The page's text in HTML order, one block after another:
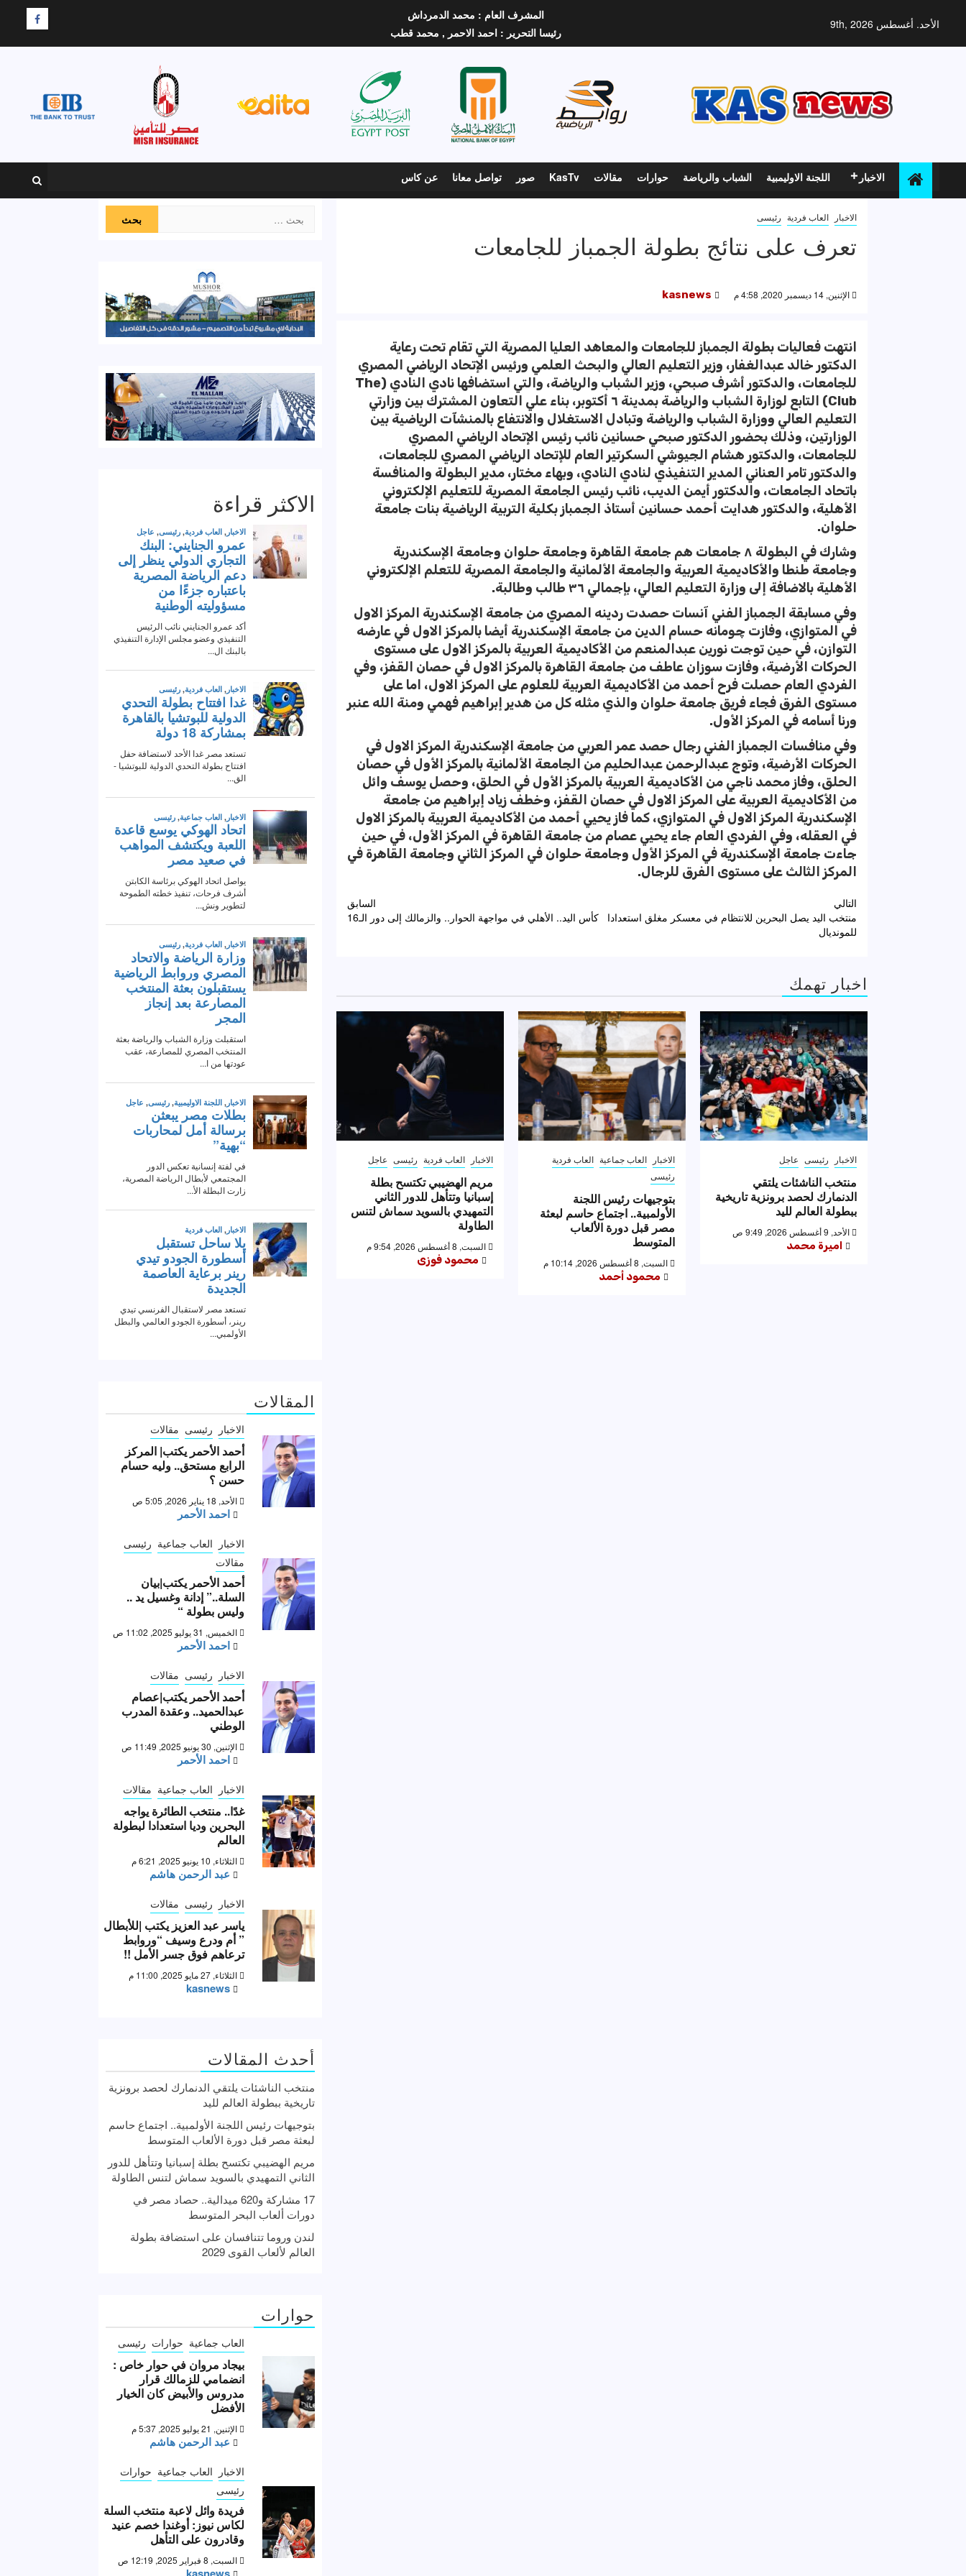
الأحد. أغسطس 9th, 2026
المشرف العام : محمد الدمرداش
رئيسا التحرير : احمد الاحمر , محمد قطب
F
الاخبار اللجنة الاوليمبية الشباب والرياضة حوارات مقالات KasTv صور تواصل معانا عن كاس
الاخبار العاب فردية رئيسى
تعرف على نتائج بطولة الجمباز للجامعات
الإثنين, 14 ديسمبر 2020, 4:58 م kasnews
انتهت فعاليات بطولة الجمباز للجامعات والمعاهد العليا المصرية التي تقام تحت رعاية
الدكتور خالد عبدالغفار، وزير التعليم العالي والبحث العلمي ورئيس الإتحاد الرياضي المصري
للجامعات، والدكتور أشرف صبحي، وزير الشباب والرياضة، والتي استضافها نادي النادي (The
Club) التابع لوزارة الشباب والرياضة بمدينة ٦ أكتوبر، بناء علي التعاون المشترك بين وزارتي
التعليم العالي ووزارة الشباب والرياضة وتبادل الاستغلال والانتفاع بالمنشآت الرياضية بين
الوزارتين، وذلك بحضور الدكتور صبحي حسانين نائب رئيس الإتحاد الرياضي المصري
للجامعات، والدكتور هشام الجيوشي السكرتير العام للإتحاد الرياضي المصري للجامعات،
والدكتور تامر العناني المدير التنفيذي لنادي النادي، وبهاء مختار، مدير البطولة والمنافسة
باتحاد الجامعات، والدكتور أيمن الديب، نائب رئيس الجامعة المصرية للتعليم الإلكتروني
الأهلية، والدكتور هدايت أحمد حسانين أستاذ الجمباز بكلية التربية الرياضية بنات جامعة
حلوان.
وشارك في البطولة ٨ جامعات هم جامعة القاهرة وجامعة حلوان وجامعة الإسكندرية
وجامعة طنطا والأكاديمية العربية والجامعة الألمانية والجامعة المصرية للتعلم الإلكتروني
الأهلية بالاضافة إلى وزارة التعليم العالي، بإجمالي ٣٦ طالب وطالبة.
وفي مسابقة الجمباز الفني آنسات حصدت ردينه المصري من جامعة الإسكندرية المركز الاول
في المتوازي، وفازت چومانه حسام الدين من جامعة الإسكندرية أيضا بالمركز الاول في عارضه
التوازن، في حين توجت نورين عبدالمنعم من الأكاديمية العربية بالمركز الاول على مستوى
الحركات الأرضية، وفازت سوزان عاطف من جامعة القاهرة بالمركز الاول في حصان القفز، وفي
الفردي العام حصلت فرح أحمد من الأكاديمية العربية للعلوم على المركز الاول، اما على
مستوى الفرق فجاء فريق جامعة حلوان والذي مثله كل من هدير إبراهيم فهمي ومنة الله عنبر
ورنا أسامه في المركز الأول.
وفي منافسات الجمباز الفني رجال حصد عمر العربي من جامعة الإسكندرية المركز الاول في
الحركات الأرضية، وتوج عبدالرحمن عبدالحليم من الجامعة الألمانية بالمركز الأول في حصان
الحلق، وفاز محمد ناجي من الأكاديمية العربية بالمركز الأول في الحلق، وحصل يوسف وائل
من الأكاديمية العربية على المركز الاول في حصان القفز، وخطف زياد إبراهيم من جامعة
الإسكندرية المركز الاول في المتوازي، كما فاز يحيي أحمد من الأكاديمية العربية بالمركز الاول
في العقله، وفي الفردي العام جاء يحيي عصام من جامعة القاهرة في المركز الأول، في حين
جاءت جامعة الإسكندرية في المركز الأول وجامعة حلوان في المركز الثاني وجامعة القاهرة في
المركز الثالث على مستوى الفرق للرجال.
تصفّح
المقالات
السابق
كأس اليد.. الأهلي في مواجهة الحوار.. والزمالك إلى دور الـ16
التالي
منتخب اليد يصل البحرين للانتظام في معسكر مغلق استعدادا
للمونديال
اخبار تهمك
الاخبار رئيسى عاجل
منتخب الناشئات يلتقي
الدنمارك لحصد برونزية تاريخية
ببطولة العالم لليد
الأحد, 9 أغسطس 2026, 9:49 ص
اميرة محمد
الاخبار العاب جماعية العاب فردية
رئيسى
بتوجيهات رئيس اللجنة
الأولمبية.. اجتماع حاسم لبعثة
مصر قبل دورة الألعاب
المتوسط
السبت, 8 أغسطس 2026, 10:14 م
محمود أحمد
الاخبار العاب فردية رئيسى عاجل
مريم الهضيبي تكتسح بطلة
إسبانيا وتتأهل للدور الثاني
التمهيدي بالسويد سماش لتنس
الطاولة
السبت, 8 أغسطس 2026, 9:54 م
محمود فوزى
عن:
الاكثر قراءة
المقالات
الاخبار رئيسى مقالات
أحمد الأحمر يكتب| المركز
الرابع مستحق.. وليه حسام
حسن ؟
الأحد, 18 يناير 2026, 5:05 ص
احمد الأحمر
الاخبار العاب جماعية رئيسى
مقالات
أحمد الأحمر يكتب|بيان
السلة..” إدانة وغسيل يد ..
وليس بطولة “
الخميس, 31 يوليو 2025, 11:02 ص
احمد الأحمر
الاخبار رئيسى مقالات
أحمد الأحمر يكتب|عصام
عبدالحميد.. وعقدة المدرب
الوطني
الإثنين, 30 يونيو 2025, 11:49 ص
احمد الأحمر
الاخبار العاب جماعية مقالات
غدًا.. منتخب الطائرة يواجه
البحرين وديا استعدادا لبطولة
العالم
الثلاثاء, 10 يونيو 2025, 6:21 م
عبد الرحمن هاشم
الاخبار رئيسى مقالات
ياسر عبد العزيز يكتب |للأبطال
” أم ودرع وسيف “وروابط
ترعاهم فوق جسر الأمل !!
الثلاثاء, 27 مايو 2025, 11:00 م
kasnews
أحدث المقالات
منتخب الناشئات يلتقي الدنمارك لحصد برونزية
تاريخية ببطولة العالم لليد
بتوجيهات رئيس اللجنة الأولمبية.. اجتماع حاسم
لبعثة مصر قبل دورة الألعاب المتوسط
مريم الهضيبي تكتسح بطلة إسبانيا وتتأهل للدور
الثاني التمهيدي بالسويد سماش لتنس الطاولة
17 مشاركة و620 ميدالية.. حصاد مصر في
دورات ألعاب البحر المتوسط
لندن وروما تتنافسان على استضافة بطولة
العالم لألعاب القوى 2029
حوارات
العاب جماعية حوارات رئيسى
بيجاد مروان في حوار خاص :
انضمامي للزمالك قرار
مدروس والأبيض كان الخيار
الأفضل
الإثنين, 21 يوليو 2025, 5:37 م
عبد الرحمن هاشم
الاخبار العاب جماعية حوارات
رئيسى
فريدة وائل لاعبة منتخب السلة
لكاس نيوز: أوغندا خصم عنيد
وقادرون على التأهل
السبت, 8 فبراير 2025, 12:19 ص